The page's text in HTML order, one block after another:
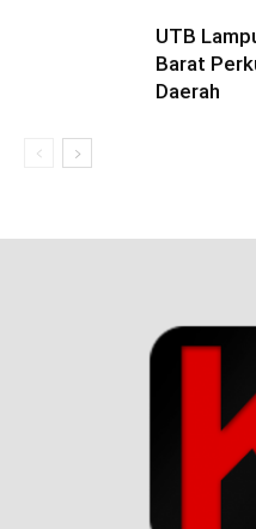
UTB
Barat
Daerah